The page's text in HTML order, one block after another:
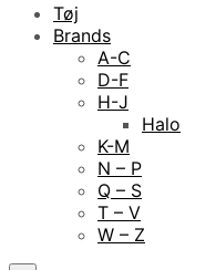
Tøj
Brands
A-C
D-F
H-J
Halo
K-M
N – P
Q – S
T – V
W – Z